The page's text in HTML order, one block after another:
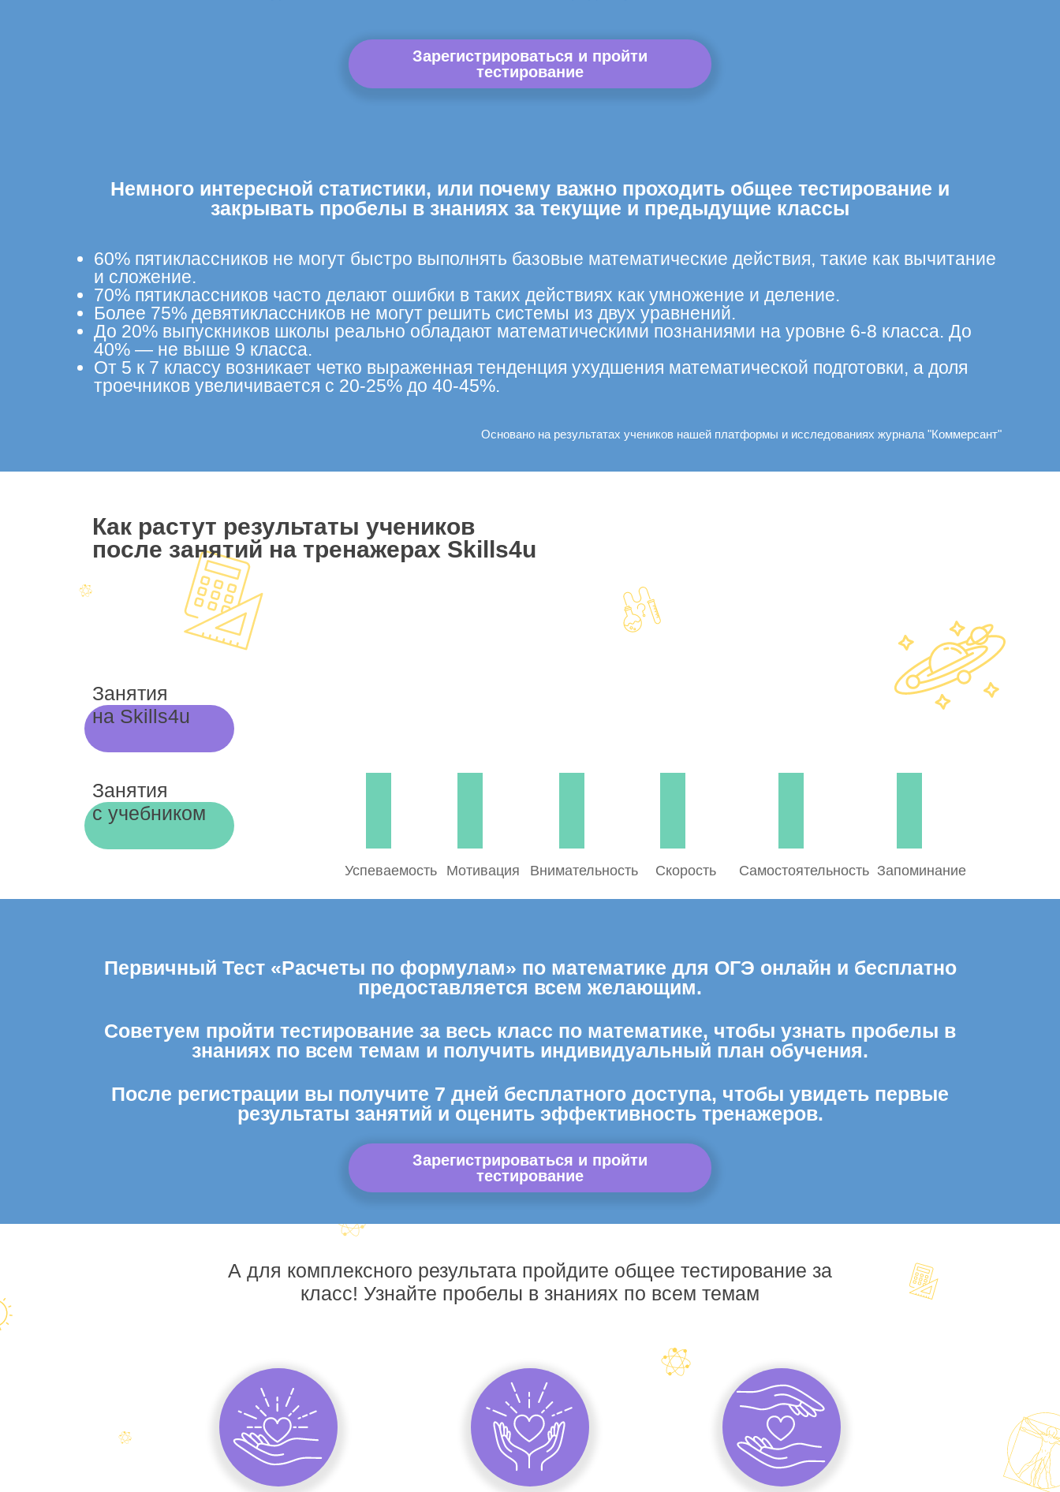
Зарегистрироваться и пройти
тестирование
Немного интересной статистики, или почему важно проходить общее тестирование и
закрывать пробелы в знаниях за текущие и предыдущие классы
60% пятиклассников не могут быстро выполнять базовые математические действия, такие как вычитание
и сложение.
70% пятиклассников часто делают ошибки в таких действиях как умножение и деление.
Более 75% девятиклассников не могут решить системы из двух уравнений.
До 20% выпускников школы реально обладают математическими познаниями на уровне 6-8 класса. До
40% — не выше 9 класса.
От 5 к 7 классу возникает четко выраженная тенденция ухудшения математической подготовки, а доля
троечников увеличивается с 20-25% до 40-45%.
Основано на результатах учеников нашей платформы и исследованиях журнала "Коммерсант"
Как растут результаты учеников
после занятий на тренажерах Skills4u
Занятия
на Skills4u
Занятия
с учебником
Успеваемость Мотивация Внимательность Скорость Самостоятельность Запоминание
Первичный Тест «Расчеты по формулам» по математике для ОГЭ онлайн и бесплатно
предоставляется всем желающим.
Советуем пройти тестирование за весь класс по математике, чтобы узнать пробелы в
знаниях по всем темам и получить индивидуальный план обучения.
После регистрации вы получите 7 дней бесплатного доступа, чтобы увидеть первые
результаты занятий и оценить эффективность тренажеров.
Зарегистрироваться и пройти
тестирование
А для комплексного результата пройдите общее тестирование за
класс! Узнайте пробелы в знаниях по всем темам